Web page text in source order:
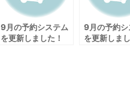
9月の予約システム
を更新しました！
9月の予約シ
を更新しま